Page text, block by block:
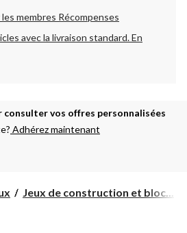
membres Récompenses
avec la livraison standard.En
consulter vos offres personnalisées
Adhérez maintenant
Jeux de construction et bloc...